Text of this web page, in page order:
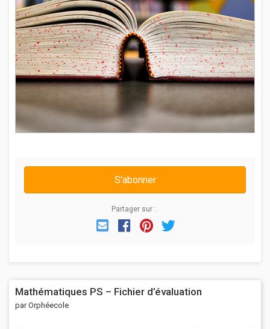
S'abonner
Partager sur :
EmailFacebook
Pinterest
Mathématiques PS – Fichier d’évaluation
par Orphéecole